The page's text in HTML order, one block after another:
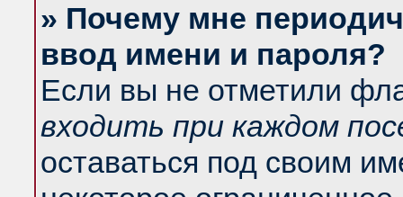
» Почему мне
ввод имени и пароля?
Если вы не отметили
входить при каждом
оставаться под своим